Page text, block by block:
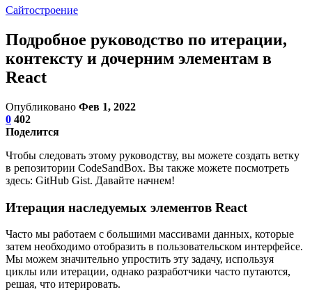
Сайтостроение
Подробное руководство по итерации,
контексту и дочерним элементам в
React
Опубликовано Фев 1, 2022
0 402
Поделится
Чтобы следовать этому руководству, вы можете создать ветку
в репозитории CodeSandBox. Вы также можете посмотреть
здесь: GitHub Gist. Давайте начнем!
Итерация наследуемых элементов React
Часто мы работаем с большими массивами данных, которые
затем необходимо отобразить в пользовательском интерфейсе.
Мы можем значительно упростить эту задачу, используя
циклы или итерации, однако разработчики часто путаются,
решая, что итерировать.